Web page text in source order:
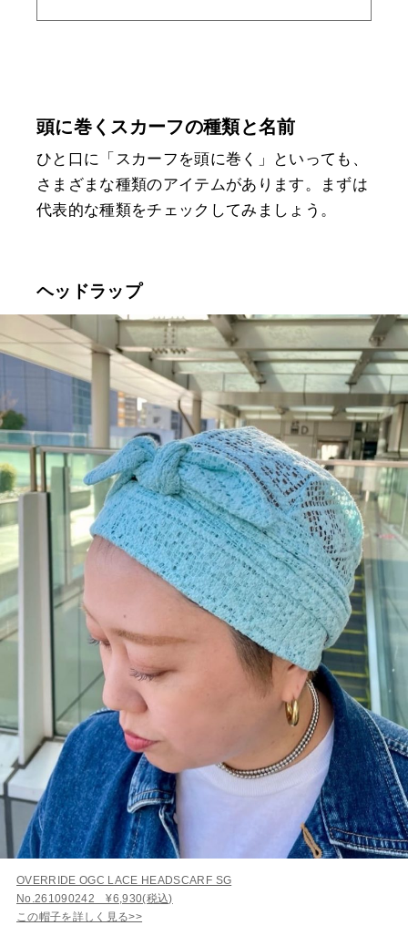
頭に巻くスカーフの種類と名前
ひと口に「スカーフを頭に巻く」といっても、
さまざまな種類のアイテムがあります。まずは
代表的な種類をチェックしてみましょう。
ヘッドラップ
OVERRIDE OGC LACE HEADSCARF SG
No.261090242 ¥6,930(税込)
この帽子を詳しく見る>>